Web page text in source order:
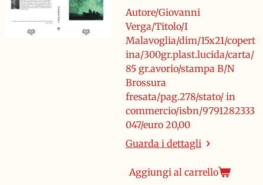
Autore/Giovanni
Verga/Titolo/I
Malavoglia/dim/15x21/copert
ina/300gr.plast.lucida/carta/
85 gr.avorio/stampa B/N
Brossura
fresata/pag.278/stato/ in
commercio/isbn/9791282333
047/euro 20,00
Guarda i dettagli
Aggiungi al carrello